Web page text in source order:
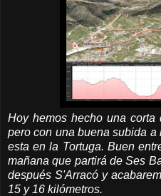
Hoy hemos hecho una
pero con una buena subida
esta en la Tortuga. Buen
mañana que partirá de Ses
después S'Arracó y
15 y 16 kilómetros.